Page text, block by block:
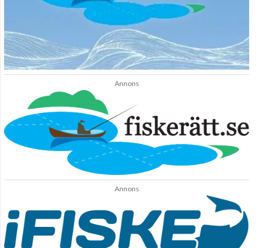
Annons
Annons